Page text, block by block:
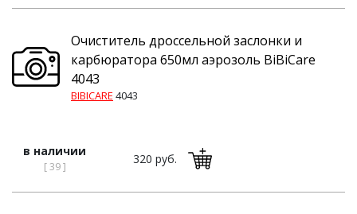
Очиститель дроссельной заслонки и
карбюратора 650мл аэрозоль BiBiCare
4043
BIBICARE 4043
в наличии
[ 39 ]
320 руб.